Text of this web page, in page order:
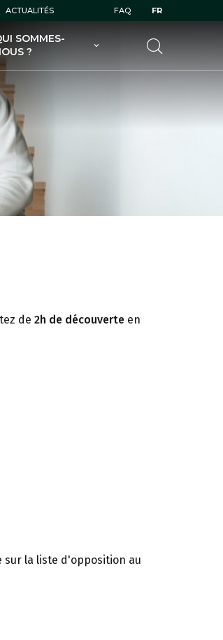
ACTUALITÉS FAQ FR
SOMMES-
?
AU SERVICE DES
AU SERVICE DES
DE GOLFS
ET SES FILIALES
ÉCODURABLE
de 2h de découverte en
sur la liste d'opposition au